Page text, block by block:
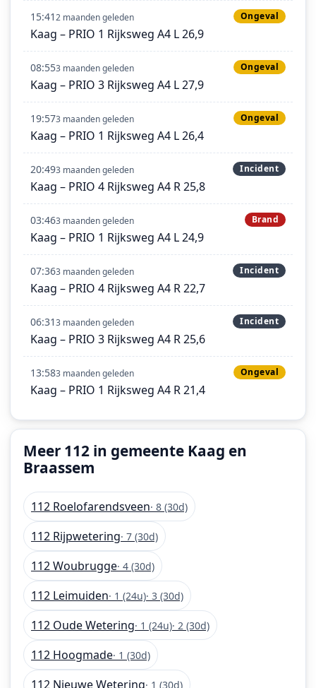
15:412 maanden geleden Ongeval
Kaag – PRIO 1 Rijksweg A4 L 26,9
08:553 maanden geleden Ongeval
Kaag – PRIO 3 Rijksweg A4 L 27,9
19:573 maanden geleden Ongeval
Kaag – PRIO 1 Rijksweg A4 L 26,4
20:493 maanden geleden Incident
Kaag – PRIO 4 Rijksweg A4 R 25,8
03:463 maanden geleden Brand
Kaag – PRIO 1 Rijksweg A4 L 24,9
07:363 maanden geleden Incident
Kaag – PRIO 4 Rijksweg A4 R 22,7
06:313 maanden geleden Incident
Kaag – PRIO 3 Rijksweg A4 R 25,6
13:583 maanden geleden Ongeval
Kaag – PRIO 1 Rijksweg A4 R 21,4
Meer 112 in gemeente Kaag en
Braassem
112 Roelofarendsveen· 8 (30d)
112 Rijpwetering· 7 (30d)
112 Woubrugge· 4 (30d)
112 Leimuiden· 1 (24u)· 3 (30d)
112 Oude Wetering· 1 (24u)· 2 (30d)
112 Hoogmade· 1 (30d)
112 Nieuwe Wetering· 1 (30d)